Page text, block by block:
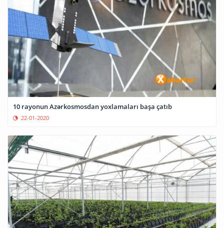
10 rayonun Azərkosmosdan yoxlamaları başa çatıb
22-01-2020